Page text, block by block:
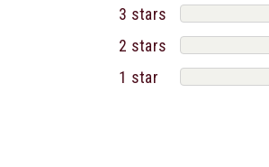
3 stars
2 stars
1 star